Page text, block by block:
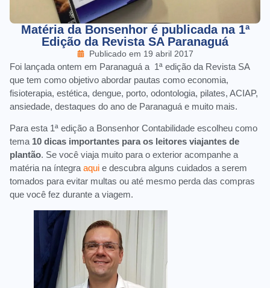
Matéria da Bonsenhor é publicada na 1ª
Edição da Revista SA Paranaguá
Publicado em 19 abril 2017
Foi lançada ontem em Paranaguá a 1ª edição da Revista SA
que tem como objetivo abordar pautas como economia,
fisioterapia, estética, dengue, porto, odontologia, pilates, ACIAP,
ansiedade, destaques do ano de Paranaguá e muito mais.
Para esta 1ª edição a Bonsenhor Contabilidade escolheu como
tema 10 dicas importantes para os leitores viajantes de
plantão. Se você viaja muito para o exterior acompanhe a
matéria na íntegra aqui e descubra alguns cuidados a serem
tomados para evitar multas ou até mesmo perda das compras
que você fez durante a viagem.